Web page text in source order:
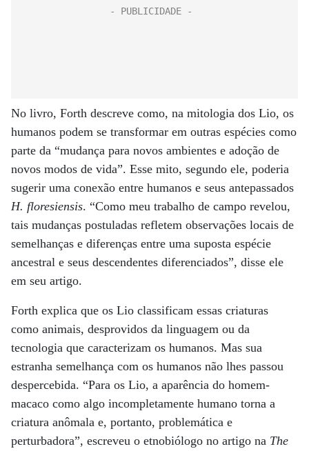
No livro, Forth descreve como, na mitologia dos Lio, os
humanos podem se transformar em outras espécies como
parte da “mudança para novos ambientes e adoção de
novos modos de vida”. Esse mito, segundo ele, poderia
sugerir uma conexão entre humanos e seus antepassados
H. floresiensis. “Como meu trabalho de campo revelou,
tais mudanças postuladas refletem observações locais de
semelhanças e diferenças entre uma suposta espécie
ancestral e seus descendentes diferenciados”, disse ele
em seu artigo.
Forth explica que os Lio classificam essas criaturas
como animais, desprovidos da linguagem ou da
tecnologia que caracterizam os humanos. Mas sua
estranha semelhança com os humanos não lhes passou
despercebida. “Para os Lio, a aparência do homem-
macaco como algo incompletamente humano torna a
criatura anômala e, portanto, problemática e
perturbadora”, escreveu o etnobiólogo no artigo na The